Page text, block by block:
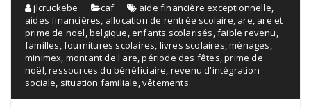
jlcruckebe caf aide financière exceptionnelle,
aides financières, allocation de rentrée scolaire, are, are et
prime de noel,belgique,enfants scolarisés,faible revenu,
familles,fournitures scolaires, livres scolaires,ménages,
minimex, montant de l'are,période des fêtes,prime de
noël,ressources du bénéficiaire, revenu d'intégration
sociale, situation familiale,vêtements